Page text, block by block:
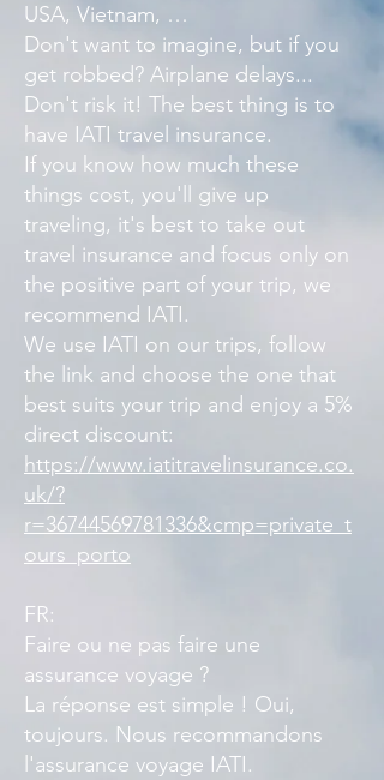
USA, Vietnam, …
Don't want to imagine, but if you
get robbed? Airplane delays...
Don't risk it! The best thing is to
have IATI travel insurance.
If you know how much these
things cost, you'll give up
traveling, it's best to take out
travel insurance and focus only on
the positive part of your trip, we
recommend IATI.
We use IATI on our trips, follow
the link and choose the one that
best suits your trip and enjoy a 5%
direct discount:
https://www.iatitravelinsurance.co.
uk/?
r=36744569781336&cmp=private_t
ours_porto
FR:
Faire ou ne pas faire une
assurance voyage ?
La réponse est simple ! Oui,
toujours. Nous recommandons
l'assurance voyage IATI.